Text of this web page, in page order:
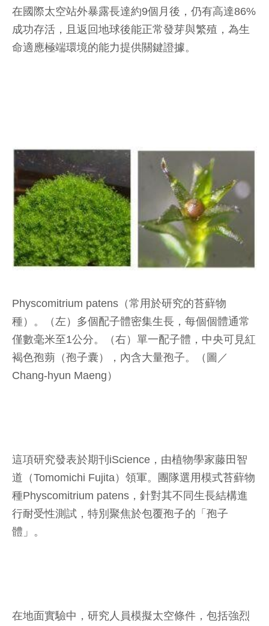
在國際太空站外暴露長達約9個月後，仍有高達86%
成功存活，且返回地球後能正常發芽與繁殖，為生
命適應極端環境的能力提供關鍵證據。
Physcomitrium patens（常用於研究的苔蘚物
種）。（左）多個配子體密集生長，每個個體通常
僅數毫米至1公分。（右）單一配子體，中央可見紅
褐色孢蒴（孢子囊），內含大量孢子。（圖／
Chang-hyun Maeng）
這項研究發表於期刊iScience，由植物學家藤田智
道（Tomomichi Fujita）領軍。團隊選用模式苔蘚物
種Physcomitrium patens，針對其不同生長結構進
行耐受性測試，特別聚焦於包覆孢子的「孢子
體」。
在地面實驗中，研究人員模擬太空條件，包括強烈